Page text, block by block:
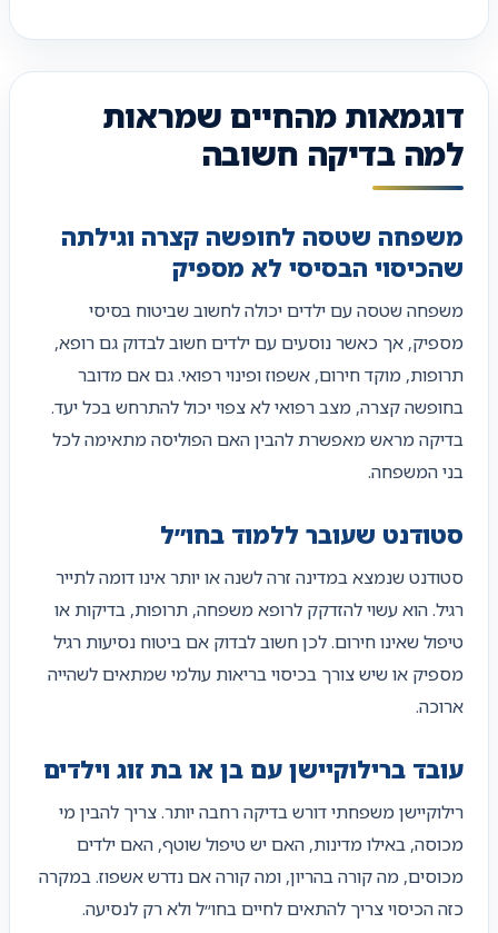
דוגמאות מהחיים שמראות
למה בדיקה חשובה
משפחה שטסה לחופשה קצרה וגילתה
שהכיסוי הבסיסי לא מספיק
משפחה שטסה עם ילדים יכולה לחשוב שביטוח בסיסי
מספיק, אך כאשר נוסעים עם ילדים חשוב לבדוק גם רופא,
תרופות, מוקד חירום, אשפוז ופינוי רפואי. גם אם מדובר
בחופשה קצרה, מצב רפואי לא צפוי יכול להתרחש בכל יעד.
בדיקה מראש מאפשרת להבין האם הפוליסה מתאימה לכל
בני המשפחה.
סטודנט שעובר ללמוד בחו״ל
סטודנט שנמצא במדינה זרה לשנה או יותר אינו דומה לתייר
רגיל. הוא עשוי להזדקק לרופא משפחה, תרופות, בדיקות או
טיפול שאינו חירום. לכן חשוב לבדוק אם ביטוח נסיעות רגיל
מספיק או שיש צורך בכיסוי בריאות עולמי שמתאים לשהייה
ארוכה.
עובד ברילוקיישן עם בן או בת זוג וילדים
רילוקיישן משפחתי דורש בדיקה רחבה יותר. צריך להבין מי
מכוסה, באילו מדינות, האם יש טיפול שוטף, האם ילדים
מכוסים, מה קורה בהריון, ומה קורה אם נדרש אשפוז. במקרה
כזה הכיסוי צריך להתאים לחיים בחו״ל ולא רק לנסיעה.